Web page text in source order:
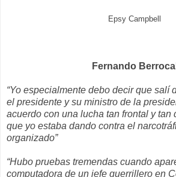
Epsy Campbell
Fernando Berrocal
“Yo especialmente debo decir que salí
el presidente y su ministro de la
acuerdo con una lucha tan frontal y tan
que yo estaba dando contra el
organizado”
“Hubo pruebas tremendas cuando
computadora de un jefe guerrillero en